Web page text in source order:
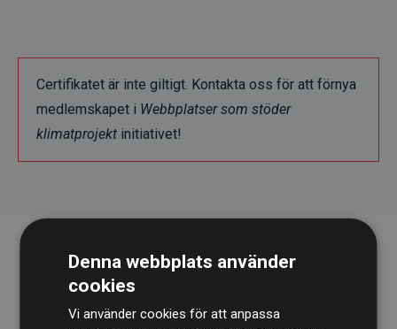
Certifikatet är inte giltigt. Kontakta oss för att förnya
medlemskapet i Webbplatser som stöder
klimatprojekt initiativet!
Denna webbplats använder
cookies
Vi använder cookies för att anpassa